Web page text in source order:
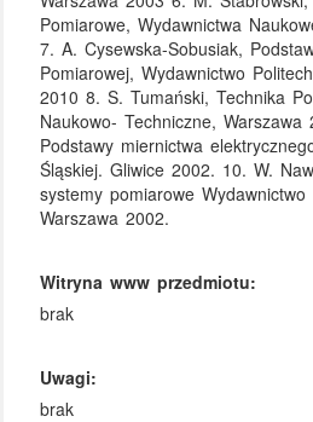
Pomiarowe, Wydawnictwa
7. A. Cysewska-Sobusiak,
Pomiarowej, Wydawnictwo
2010 8. S. Tumański, Technika
Naukowo- Techniczne,
Podstawy miernictwa
Śląskiej. Gliwice 2002. 10. W.
systemy pomiarowe
Warszawa 2002.
Witryna www przedmiotu:
brak
Uwagi:
brak